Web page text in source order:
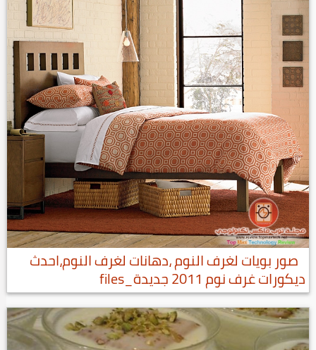
صور بويات لغرف النوم ،دهانات لغرف النوم،احدث
ديكورات غرف نوم 2011 جديدة_files